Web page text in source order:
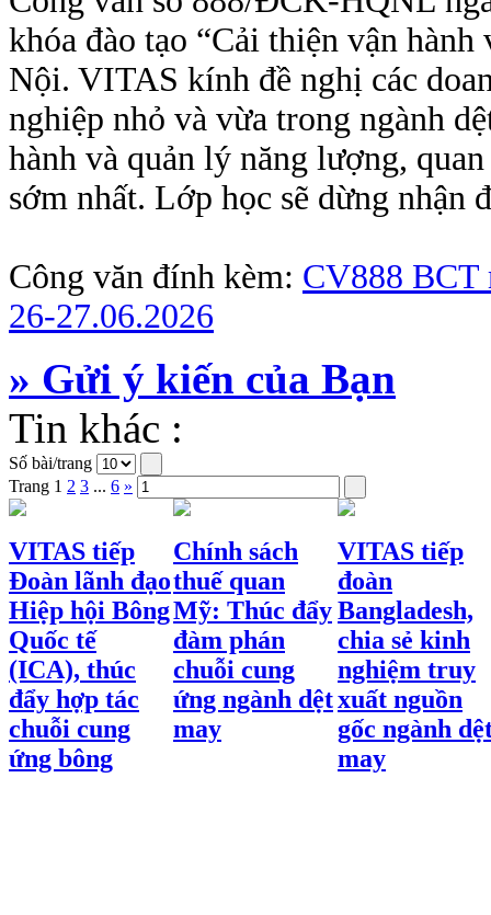
khóa đào tạo “Cải thiện vận
Nội. VITAS kính đề nghị các
nghiệp nhỏ và vừa trong ngành
hành và quản lý năng lượng,
sớm nhất. Lớp học sẽ dừng nhận
Công văn đính kèm: CV888
26-27.06.2026
» Gửi ý kiến của Bạn
Tin khác :
Số bài/trang
Trang 1 2 3 ... 6 »
VITAS tiếp
Đoàn lãnh đạo
Hiệp hội Bông
Quốc tế
(ICA), thúc
đẩy hợp tác
chuỗi cung
ứng bông
Chính sách
thuế quan
Mỹ: Thúc đẩy
đàm phán
chuỗi cung
ứng ngành dệt
may
VITAS tiếp
đoàn
Bangladesh,
chia sẻ kinh
nghiệm truy
xuất nguồn
gốc ngành
may